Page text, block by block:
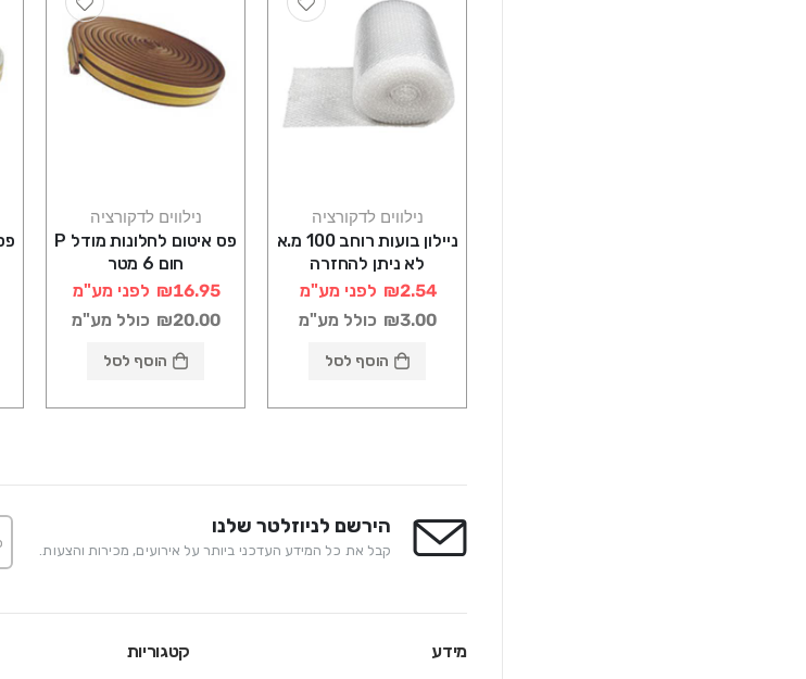
נילווים לדקורציה
ניילון בועות רוחב 100 מ.א
לא ניתן להחזרה
₪2.54 לפני מע"מ
₪3.00 כולל מע"מ
הוסף לסל
נילווים לדקורציה
פס איטום לחלונות מודל P
חום 6 מטר
₪16.95 לפני מע"מ
₪20.00 כולל מע"מ
הוסף לסל
הירשם לניוזלטר שלנו
קבל את כל המידע העדכני ביותר על אירועים, מכירות והצעות.
מידע קטגוריות